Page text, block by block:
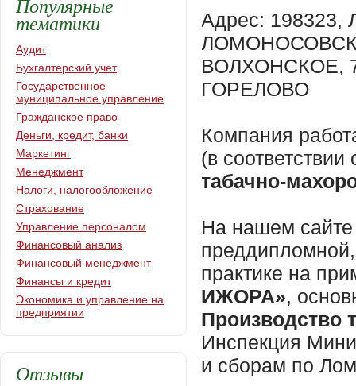
Адрес:
ВОЛХОНСКОЕ,
ГОРЕЛОВО
Компания
(в
табачно-
На нашем сайте
практике на
ИЖОРА»,
Производство
Инспекция
и сборам по
тематики
Аудит
Бухгалтерский учет
Государственное
муниципальное управление
Гражданское право
Деньги, кредит, банки
Маркетинг
Менеджмент
Налоги, налогообложение
Страхование
Управление персоналом
Финансовый анализ
Финансовый менеджмент
Финансы и кредит
Экономика и управление на
предприятии
Отзывы